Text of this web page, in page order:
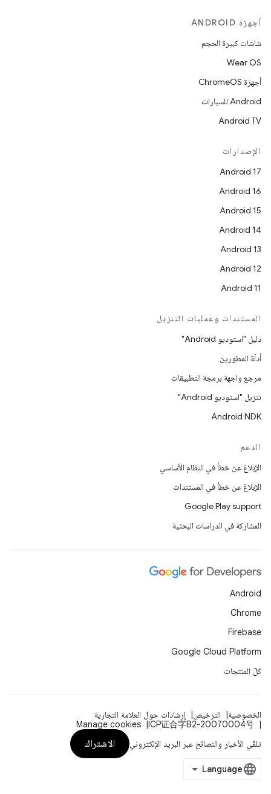
أجهزة ANDROID
شاشات كبيرة الحجم
Wear OS
أجهزة ChromeOS
Android للسيارات
Android TV
الإصدارات
Android 17
Android 16
Android 15
Android 14
Android 13
Android 12
Android 11
المستندات وعمليات التنزيل
دليل "استوديو Android"
أدلّة المطورين
مرجع واجهة برمجة التطبيقات
تنزيل "استوديو Android"
Android NDK
الدعم
الإبلاغ عن خطأ في النظام الأساسي
الإبلاغ عن خطأ في المستندات
Google Play support
المشاركة في الدراسات البحثية
Android
Chrome
Firebase
Google Cloud Platform
كلّ المنتجات
الخصوصية الترخيص
إرشادات حول العلامة التجارية
ICP证合字B2-20070004号
Manage cookies
تلقّي الأخبار والنصائح عبر البريد الإلكتروني
الاشتراك